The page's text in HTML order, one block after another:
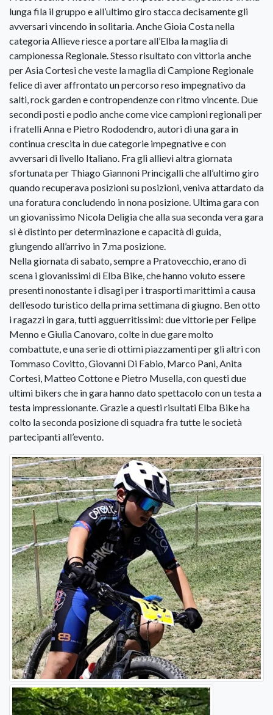
lunga fila il gruppo e all’ultimo giro stacca decisamente gli
avversari vincendo in solitaria. Anche Gioia Costa nella
categoria Allieve riesce a portare all’Elba la maglia di
campionessa Regionale. Stesso risultato con vittoria anche
per Asia Cortesi che veste la maglia di Campione Regionale
felice di aver affrontato un percorso reso impegnativo da
salti, rock garden e contropendenze con ritmo vincente. Due
secondi posti e podio anche come vice campioni regionali per
i fratelli Anna e Pietro Rododendro, autori di una gara in
continua crescita in due categorie impegnative e con
avversari di livello Italiano. Fra gli allievi altra giornata
sfortunata per Thiago Giannoni Princigalli che all’ultimo giro
quando recuperava posizioni su posizioni, veniva attardato da
una foratura concludendo in nona posizione. Ultima gara con
un giovanissimo Nicola Deligia che alla sua seconda vera gara
si è distinto per determinazione e capacità di guida,
giungendo all’arrivo in 7.ma posizione.
Nella giornata di sabato, sempre a Pratovecchio, erano di
scena i giovanissimi di Elba Bike, che hanno voluto essere
presenti nonostante i disagi per i trasporti marittimi a causa
dell’esodo turistico della prima settimana di giugno. Ben otto
i ragazzi in gara, tutti agguerritissimi: due vittorie per Felipe
Menno e Giulia Canovaro, colte in due gare molto
combattute, e una serie di ottimi piazzamenti per gli altri con
Tommaso Covitto, Giovanni Di Fabio, Marco Pani, Anita
Cortesi, Matteo Cottone e Pietro Musella, con questi due
ultimi bikers che in gara hanno dato spettacolo con un testa a
testa impressionante. Grazie a questi risultati Elba Bike ha
colto la seconda posizione di squadra fra tutte le società
partecipanti all’evento.